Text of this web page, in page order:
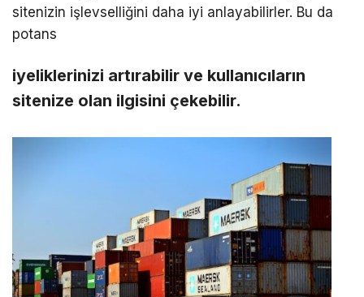
sitenizin işlevselliğini daha iyi anlayabilirler. Bu da
potans
iyeliklerinizi artırabilir ve kullanıcıların
sitenize olan ilgisini çekebilir.